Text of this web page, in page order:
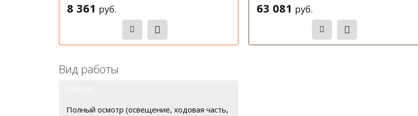
8 361 руб. 63 081 руб.
Вид работы
Полный осмотр (освещение, ходовая часть,